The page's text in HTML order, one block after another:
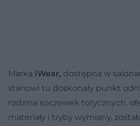
Marka iWear, dostępna w
stanowi tu doskonały punkt
rodzina soczewek torycznych,
materiały i tryby wymiany,